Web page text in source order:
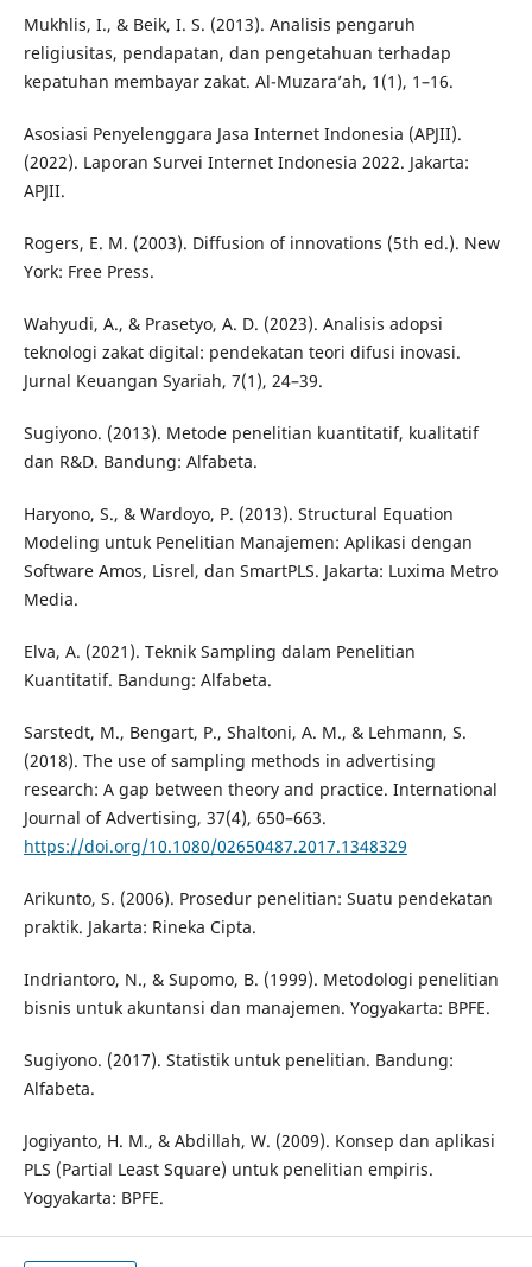
Mukhlis, I., & Beik, I. S. (2013). Analisis pengaruh
religiusitas, pendapatan, dan pengetahuan terhadap
kepatuhan membayar zakat. Al-Muzara’ah, 1(1), 1–16.
Asosiasi Penyelenggara Jasa Internet Indonesia (APJII).
(2022). Laporan Survei Internet Indonesia 2022. Jakarta:
APJII.
Rogers, E. M. (2003). Diffusion of innovations (5th ed.). New
York: Free Press.
Wahyudi, A., & Prasetyo, A. D. (2023). Analisis adopsi
teknologi zakat digital: pendekatan teori difusi inovasi.
Jurnal Keuangan Syariah, 7(1), 24–39.
Sugiyono. (2013). Metode penelitian kuantitatif, kualitatif
dan R&D. Bandung: Alfabeta.
Haryono, S., & Wardoyo, P. (2013). Structural Equation
Modeling untuk Penelitian Manajemen: Aplikasi dengan
Software Amos, Lisrel, dan SmartPLS. Jakarta: Luxima Metro
Media.
Elva, A. (2021). Teknik Sampling dalam Penelitian
Kuantitatif. Bandung: Alfabeta.
Sarstedt, M., Bengart, P., Shaltoni, A. M., & Lehmann, S.
(2018). The use of sampling methods in advertising
research: A gap between theory and practice. International
Journal of Advertising, 37(4), 650–663.
https://doi.org/10.1080/02650487.2017.1348329
Arikunto, S. (2006). Prosedur penelitian: Suatu pendekatan
praktik. Jakarta: Rineka Cipta.
Indriantoro, N., & Supomo, B. (1999). Metodologi penelitian
bisnis untuk akuntansi dan manajemen. Yogyakarta: BPFE.
Sugiyono. (2017). Statistik untuk penelitian. Bandung:
Alfabeta.
Jogiyanto, H. M., & Abdillah, W. (2009). Konsep dan aplikasi
PLS (Partial Least Square) untuk penelitian empiris.
Yogyakarta: BPFE.